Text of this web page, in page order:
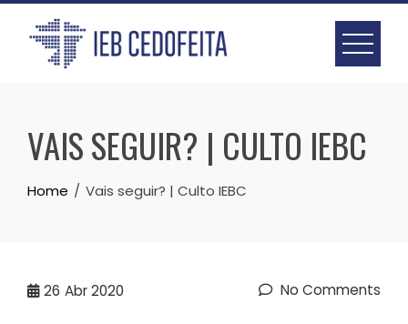
Skip
content
VAIS SEGUIR? | CULTO IEBC
Home Vais seguir? | Culto IEBC
26 Abr 2020 No Comments